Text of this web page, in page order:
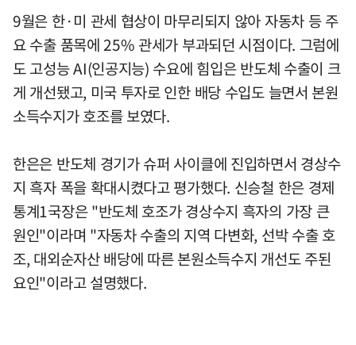
9월은 한·미 관세 협상이 마무리되지 않아 자동차 등 주
요 수출 품목에 25% 관세가 부과되던 시점이다. 그럼에
도 고성능 AI(인공지능) 수요에 힘입은 반도체 수출이 크
게 개선됐고, 미국 투자로 인한 배당 수입도 늘면서 본원
소득수지가 호조를 보였다.
한은은 반도체 경기가 슈퍼 사이클에 진입하면서 경상수
지 흑자 폭을 확대시켰다고 평가했다. 신승철 한은 경제
통계1국장은 "반도체 호조가 경상수지 흑자의 가장 큰
원인"이라며 "자동차 수출의 지역 다변화, 선박 수출 호
조, 대외순자산 배당에 따른 본원소득수지 개선도 주된
요인"이라고 설명했다.